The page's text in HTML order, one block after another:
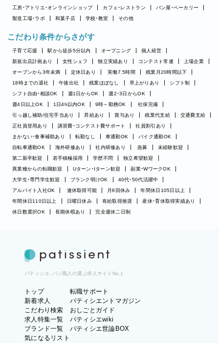
工房・アトリエ・オンラインショップ
カフェ・レストラン
パン屋・ベーカリー
製造工場・ラボ
和菓子店 学校・教室 その他
こだわり条件からさがす
子育て応援 駅から徒歩5分以内 オープニング
個人経営
新規出店計画あり
女性シェフ 独立実績あり コンテスト常連
上場企業
オープンから3年未満
定休日あり 実働7.5時間
残業月20時間以下
18時までの退社
午後出社 残業ほぼなし 早上がりあり
シフト制
シフト自由・相談OK
週1日からOK
週2・3日からOK
週4日以上OK
1日4h以内OK 9時～勤務OK
社保完備
引っ越し補助/住宅手当あり
昇給あり 賞与あり 残業代支給
交通費支給
正社員登用あり
講習費・コンテスト費サポート
社員割引あり
まかない・食事補助あり
転勤なし 車通勤OK
バイク通勤OK
自転車通勤OK
海外研修あり 社内研修あり 急募
未経験歓迎
第二新卒歓迎
若手積極採用 学歴不問
独立希望歓迎
異業種からの転職歓迎
Uターン・Iターン歓迎
副業・WワークOK
大学生・専門学生歓迎
ブランク明けOK
40代・50代活躍中
アルバイト入社OK
連休取得可能 月8回休み
年間休日105日以上
年間休日110日以上
日曜日休み 有給取得推奨
産休・育休取得実績あり
休日数選択OK
長期休暇あり 完全週休二日制
パティシエ、パン職人の選ぶ求人サイトNo.1
トップ
新着求人
こだわり検索
求人特集一覧
ブランド一覧
気になるリスト
転職サポート
パティシエントマガジン
おしごとガイド
パティシエwiki
パティシエ世論BOX